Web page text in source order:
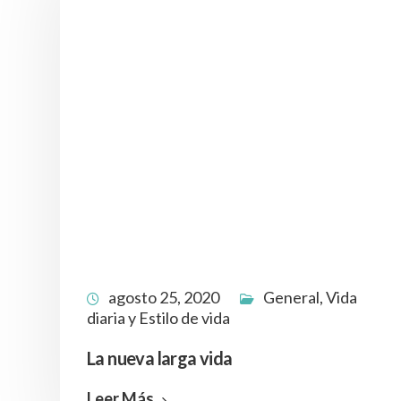
agosto 25, 2020 General,Vida
diaria y Estilo de vida
La nueva larga vida
Política de Privacidad
Aviso legal